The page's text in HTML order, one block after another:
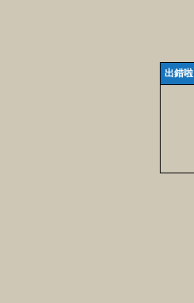
出錯啦